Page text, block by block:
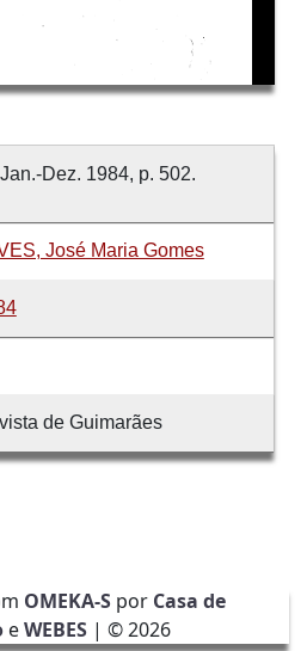
Dez. 1984, p. 502.
José Maria Gomes
de Guimarães
OMEKA-S por Casa de
eWEBES| ©2026